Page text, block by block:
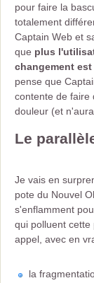
pour faire la
totalement
Captain Web et
que plus
changement
pense que
contente de faire
douleur (et
Le
Je vais en
pote du Nouvel
s'enflamment
qui polluent
appel, avec en
la